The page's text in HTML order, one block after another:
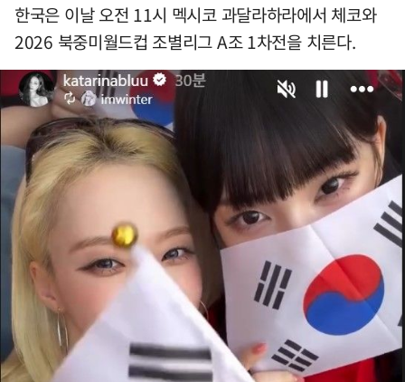
한국은 이날 오전 11시 멕시코 과달라하라에서 체코와
2026 북중미월드컵 조별리그 A조 1차전을 치른다.